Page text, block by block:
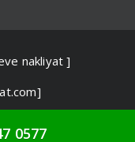
nakliyat ]
0577